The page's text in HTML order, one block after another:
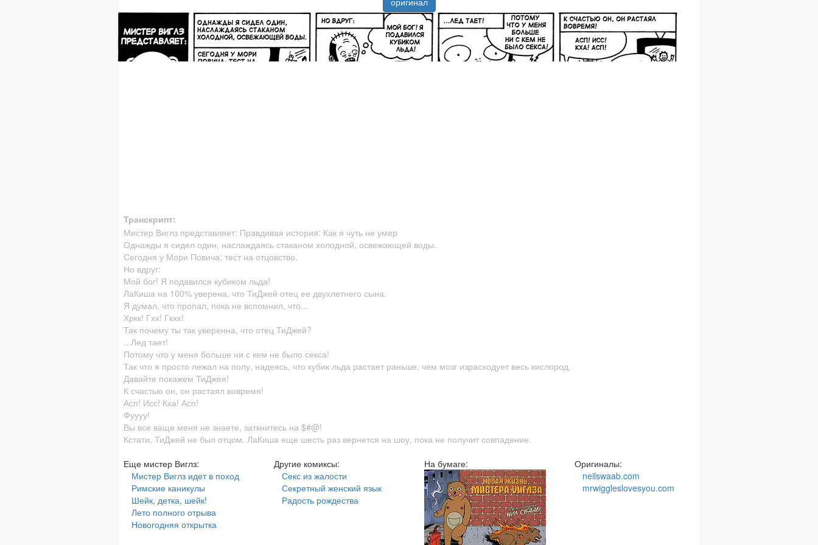
Транскрипт:
Мистер Виглз представляет: Правдивая история: Как я чуть не умер
Однажды я сидел один, наслаждаясь стаканом холодной, освежающей воды.
Сегодня у Мори Повича: тест на отцовство.
Но вдруг:
Мой бог! Я подавился кубиком льда!
ЛаКиша на 100% уверена, что ТиДжей отец ее двухлетнего сына.
Я думал, что пропал, пока не вспомнил, что...
Хркк! Гхх! Гкхх!
Так почему ты так уверенна, что отец ТиДжей?
...Лед тает!
Потому что у меня больше ни с кем не было секса!
Так что я просто лежал на полу, надеясь, что кубик льда растает раньше, чем мозг израсходует весь кислород.
Давайте покажем ТиДжея!
К счастью он, он растаял вовремя!
Асп! Исс! Кха! Асп!
Фуууу!
Вы все ваще меня не знаете, заткнитесь на $#@!
Кстати, ТиДжей не был отцом. ЛаКиша еще шесть раз вернется на шоу, пока не получит совпадение.
Еще мистер Виглз:
Мистер Виглз идет в поход
Римские каникулы
Шейк, детка, шейк!
Лето полного отрыва
Новогодняя открытка
Другие комиксы:
Секс из жалости
Секретный женский язык
Радость рождества
На бумаге:
Оригиналы:
neilswaab.com
mrwiggleslovesyou.com